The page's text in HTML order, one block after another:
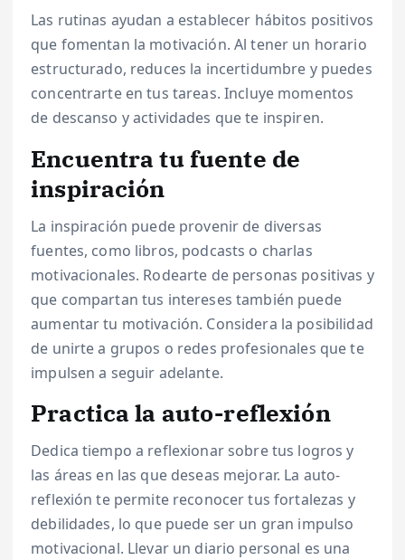
Las rutinas ayudan a establecer hábitos positivos
que fomentan la motivación. Al tener un horario
estructurado, reduces la incertidumbre y puedes
concentrarte en tus tareas. Incluye momentos
de descanso y actividades que te inspiren.
Encuentra tu fuente de
inspiración
La inspiración puede provenir de diversas
fuentes, como libros, podcasts o charlas
motivacionales. Rodearte de personas positivas y
que compartan tus intereses también puede
aumentar tu motivación. Considera la posibilidad
de unirte a grupos o redes profesionales que te
impulsen a seguir adelante.
Practica la auto-reflexión
Dedica tiempo a reflexionar sobre tus logros y
las áreas en las que deseas mejorar. La auto-
reflexión te permite reconocer tus fortalezas y
debilidades, lo que puede ser un gran impulso
motivacional. Llevar un diario personal es una